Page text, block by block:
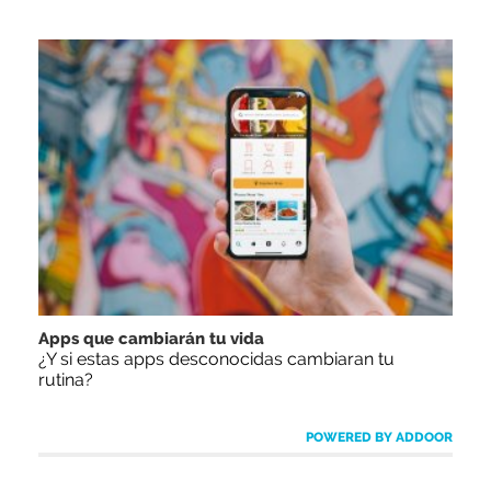
Apps que cambiarán tu vida
¿Y si estas apps desconocidas cambiaran tu
rutina?
POWERED BY ADDOOR